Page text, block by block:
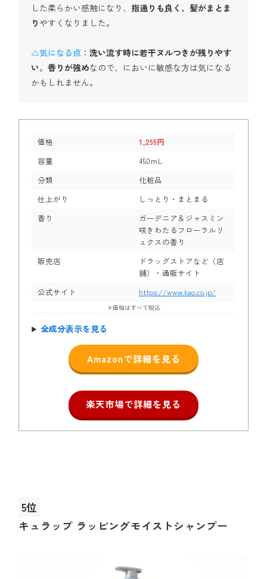
した柔らかい感触になり、 指通りも良く、髪がまとま
り やすくなりました。
△気になる点 ：洗い流す時に若干ヌルつきが残りやす
い。香りが強めなので、においに敏感な方は気になる
かもしれません。
価格
1,255円
容量
450ｍL
分類
化粧品
仕上がり
しっとり・まとまる
香り
ガーデニア＆ジャスミン
咲きわたるフローラルリ
ュクスの香り
販売店
ドラッグストアなど（店
舗）・通販サイト
公式サイト
https://www.kao.co.jp/
＊価格はすべて税込
全成分表示を見る
Amazonで詳細を見る
楽天市場で詳細を見る
5位
キュラップ ラッピングモイストシャンプー